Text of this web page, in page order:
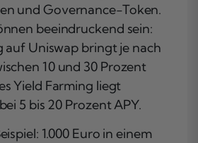
und Governance-Token.
beeindruckend sein:
auf Uniswap bringt je nach
10 und 30 Prozent
Yield Farming liegt
5 bis 20 Prozent APY.
1.000 Euro in einem